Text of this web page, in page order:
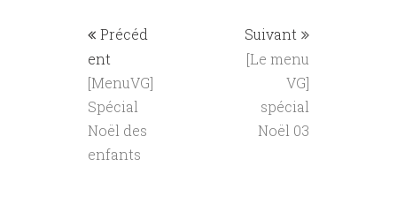
Précéd
ent
[MenuVG]
Spécial
Noël des
enfants
Suivant
[Le menu
VG]
spécial
Noël 03